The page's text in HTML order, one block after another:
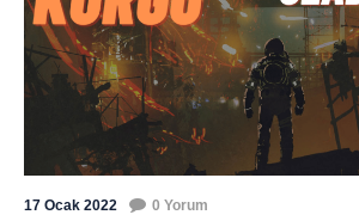
17 Ocak 2022 0 Yorum